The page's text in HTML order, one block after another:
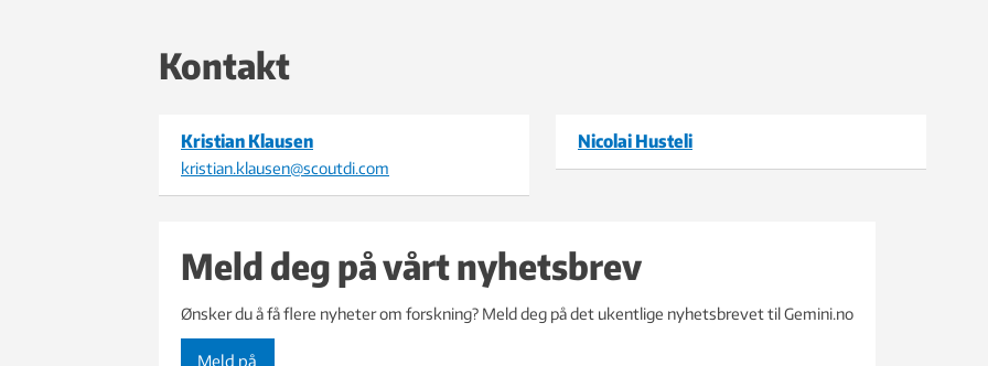
Kontakt
Kristian Klausen
kristian.klausen@scoutdi.com
Nicolai Husteli
Meld deg på vårt nyhetsbrev
Ønsker du å få flere nyheter om forskning? Meld deg på det ukentlige nyhetsbrevet til Gemini.no
Meld på